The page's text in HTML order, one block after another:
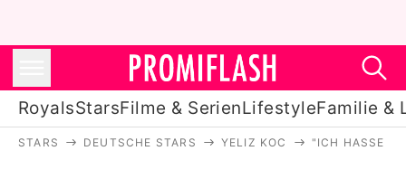
RoyalsStarsFilme & SerienLifestyleFamilie &
STARS DEUTSCHE STARS YELIZ KOC "ICH HASSE